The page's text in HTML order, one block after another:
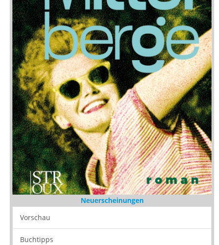
Neuerscheinungen
Vorschau
Buchtipps